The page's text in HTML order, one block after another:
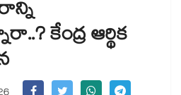
కేంద్ర ఆర్థిక